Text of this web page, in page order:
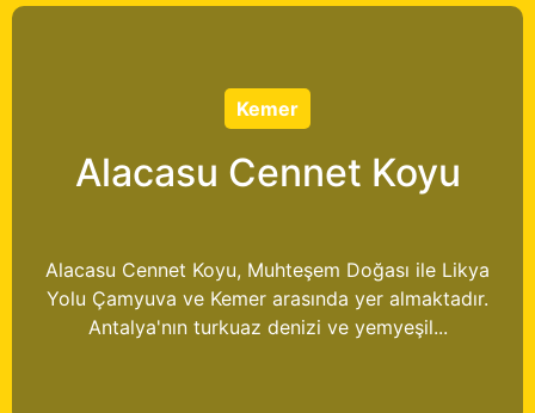
Kemer
Alacasu Cennet Koyu
Alacasu Cennet Koyu, Muhteşem Doğası ile Likya
Yolu Çamyuva ve Kemer arasında yer almaktadır.
Antalya'nın turkuaz denizi ve yemyeşil...